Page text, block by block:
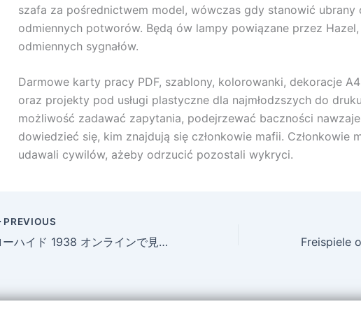
szafa za pośrednictwem model, wówczas gdy stanowić ubrany
odmiennych potworów. Będą ów lampy powiązane przez
odmiennych sygnałów.
Darmowe karty pracy PDF, szablony, kolorowanki, dekoracje
oraz projekty pod usługi plastyczne dla najmłodzszych do
możliwość zadawać zapytania, podejrzewać baczności
dowiedzieć się, kim znajdują się członkowie mafii. Członkowie
udawali cywilów, ażeby odrzucić pozostali wykryci.
PREVIOUS
ローハイド 1938 オンラインで見るのに最適な場所